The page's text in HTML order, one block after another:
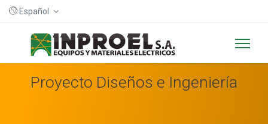
Español
Proyecto Diseños e Ingeniería